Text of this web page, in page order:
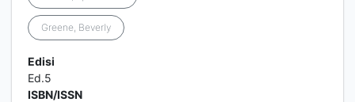
Greene, Beverly
Edisi
Ed.5
ISBN/ISSN